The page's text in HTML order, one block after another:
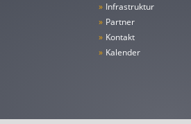
» Infrastruktur
» Partner
» Kontakt
» Kalender